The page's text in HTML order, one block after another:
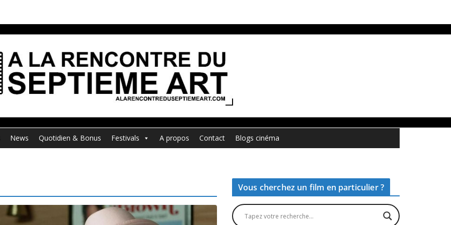
News Quotidien & Bonus Festivals A propos Contact Blogs cinéma
Vous cherchez un film en particulier ?